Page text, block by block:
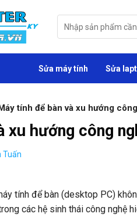
kiếm:
Sửa máy tính Sửa
tính để bàn và xu hướng
xu hướng công
Tuấn
tính để bàn (desktop PC)
các hệ sinh thái công nghệ